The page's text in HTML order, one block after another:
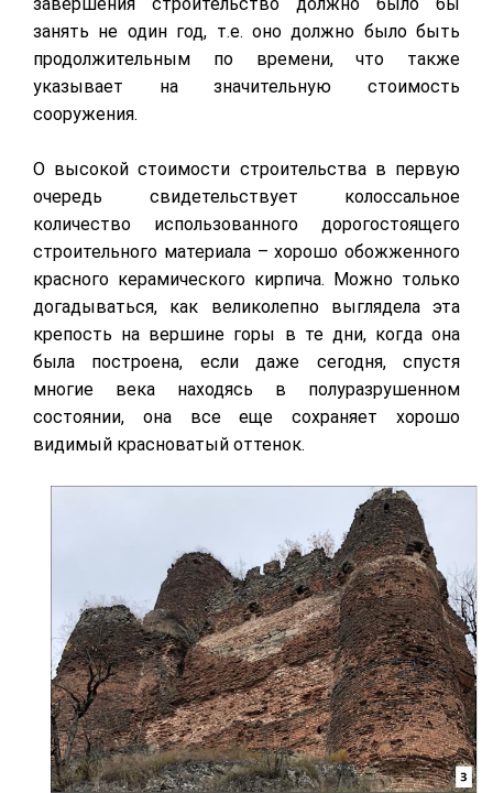
завершения строительство должно было бы
занять не один год, т.е. оно должно было быть
продолжительным по времени, что также
указывает на значительную стоимость
сооружения.
О высокой стоимости строительства в первую
очередь свидетельствует колоссальное
количество использованного дорогостоящего
строительного материала – хорошо обожженного
красного керамического кирпича. Можно только
догадываться, как великолепно выглядела эта
крепость на вершине горы в те дни, когда она
была построена, если даже сегодня, спустя
многие века находясь в полуразрушенном
состоянии, она все еще сохраняет хорошо
видимый красноватый оттенок.